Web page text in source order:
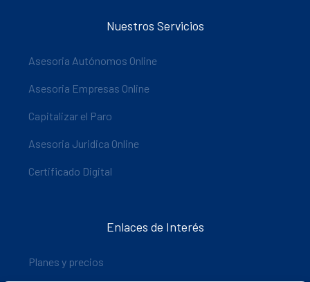
Nuestros Servicios
Asesoria Autónomos Online
Asesoria Empresas Online
Capitalizar el Paro
Asesoria Juridica Online
Certificado Digital
Enlaces de Interés
Planes y precios